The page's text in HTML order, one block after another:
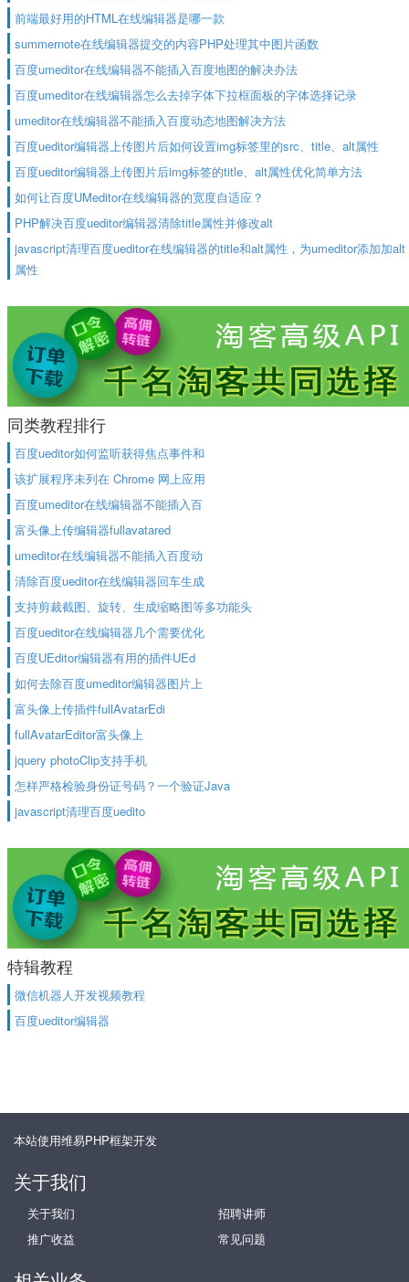
前端最好用的HTML在线编辑器是哪一款
summernote在线编辑器提交的内容PHP处理其中图片函数
百度umeditor在线编辑器不能插入百度地图的解决办法
百度umeditor在线编辑器怎么去掉字体下拉框面板的字体选择记录
umeditor在线编辑器不能插入百度动态地图解决方法
百度ueditor编辑器上传图片后如何设置img标签里的src、title、alt属性
百度ueditor编辑器上传图片后img标签的title、alt属性优化简单方法
如何让百度UMeditor在线编辑器的宽度自适应？
PHP解决百度ueditor编辑器清除title属性并修改alt
javascript清理百度ueditor在线编辑器的title和alt属性，为umeditor添加加alt
属性
同类教程排行
百度ueditor如何监听获得焦点事件和
该扩展程序未列在 Chrome 网上应用
百度umeditor在线编辑器不能插入百
富头像上传编辑器fullavatared
umeditor在线编辑器不能插入百度动
清除百度ueditor在线编辑器回车生成
支持剪裁截图、旋转、生成缩略图等多功能头
百度ueditor在线编辑器几个需要优化
百度UEditor编辑器有用的插件UEd
如何去除百度umeditor编辑器图片上
富头像上传插件fullAvatarEdi
fullAvatarEditor富头像上
jquery photoClip支持手机
怎样严格检验身份证号码？一个验证Java
javascript清理百度uedito
特辑教程
微信机器人开发视频教程
百度ueditor编辑器
本站使用维易PHP框架开发
关于我们
关于我们
招聘讲师
推广收益
常见问题